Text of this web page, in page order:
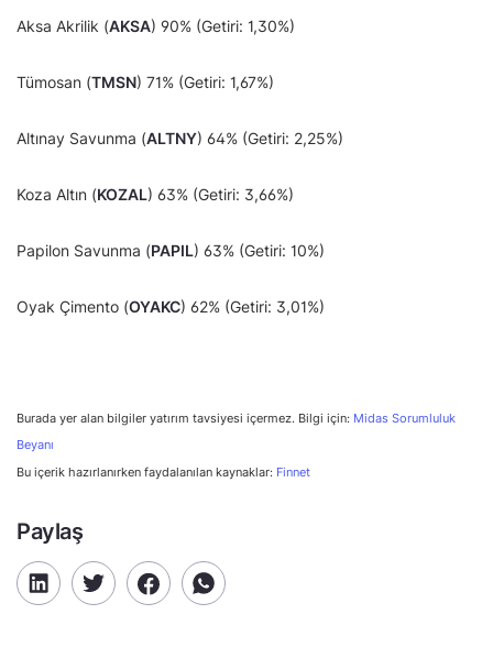
Aksa Akrilik (AKSA) 90% (Getiri: 1,30%)
Tümosan (TMSN) 71% (Getiri: 1,67%)
Altınay Savunma (ALTNY) 64% (Getiri: 2,25%)
Koza Altın (KOZAL) 63% (Getiri: 3,66%)
Papilon Savunma (PAPIL) 63% (Getiri: 10%)
Oyak Çimento (OYAKC) 62% (Getiri: 3,01%)
Burada yer alan bilgiler yatırım tavsiyesi içermez. Bilgi için: Midas Sorumluluk
Beyanı
Bu içerik hazırlanırken faydalanılan kaynaklar: Finnet
Paylaş